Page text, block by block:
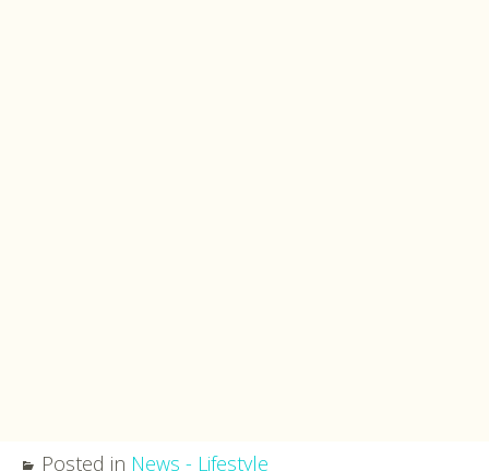
Posted in News - Lifestyle